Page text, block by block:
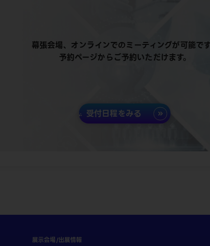
幕張会場、オンラインでのミーティングが可能です
予約ページからご予約いただけます。
受付日程をみる
展示会場/出展情報